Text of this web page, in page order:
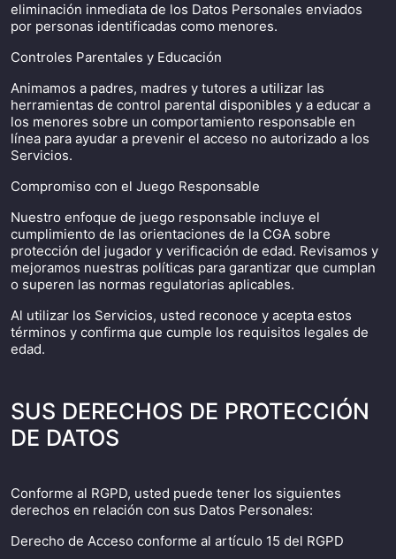
eliminación inmediata de los Datos Personales enviados
por personas identificadas como menores.
Controles Parentales y Educación
Animamos a padres, madres y tutores a utilizar las
herramientas de control parental disponibles y a educar a
los menores sobre un comportamiento responsable en
línea para ayudar a prevenir el acceso no autorizado a los
Servicios.
Compromiso con el Juego Responsable
Nuestro enfoque de juego responsable incluye el
cumplimiento de las orientaciones de la CGA sobre
protección del jugador y verificación de edad. Revisamos y
mejoramos nuestras políticas para garantizar que cumplan
o superen las normas regulatorias aplicables.
Al utilizar los Servicios, usted reconoce y acepta estos
términos y confirma que cumple los requisitos legales de
edad.
SUS DERECHOS DE PROTECCIÓN
DE DATOS
Conforme al RGPD, usted puede tener los siguientes
derechos en relación con sus Datos Personales:
Derecho de Acceso conforme al artículo 15 del RGPD